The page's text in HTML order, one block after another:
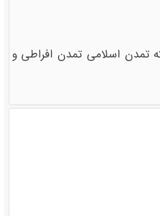
تمدن اسلامی تمدن افراطی و